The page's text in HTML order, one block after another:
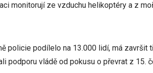
monitorují ze vzduchu helikoptéry a z
policie podílelo na 13.000 lidí, má završit
podporu vládě od pokusu o převrat z 15.